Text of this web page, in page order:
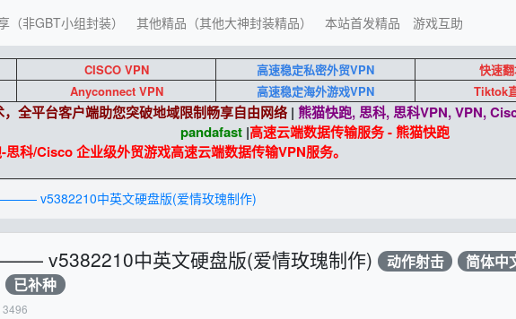
（非GBT小组封装） 其他精品（其他大神封装精品） 本站首发精品 游戏互助
CISCO VPN 高速稳定私密外贸VPN
快速
Anyconnect VPN 高速稳定海外游戏VPN Tiktok
全平台客户端助您突破地域限制畅享自由网络| 熊猫快跑, 思科, 思科VPN, VPN,
pandafast |高速云端数据传输服务 - 熊猫快跑
Cisco 企业级外贸游戏高速云端数据传输VPN服务。
v5382210中英文硬盘版(爱情玫瑰制作)
v5382210中英文硬盘版(爱情玫瑰制作) 动作射击
简体中
已补种
3496